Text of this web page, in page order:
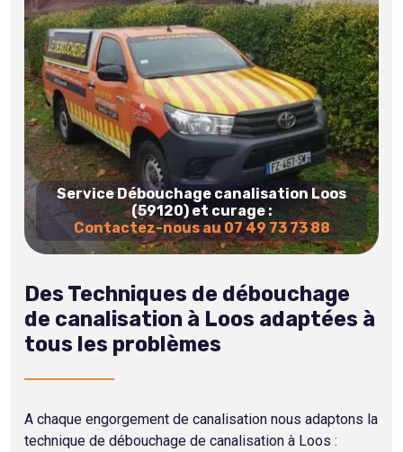
Service Débouchage canalisation Loos
(59120) et curage :
Contactez-nous au 07 49 73 73 88
Des Techniques de débouchage
de canalisation à Loos adaptées à
tous les problèmes
A chaque engorgement de canalisation nous adaptons la
technique de débouchage de canalisation à Loos :